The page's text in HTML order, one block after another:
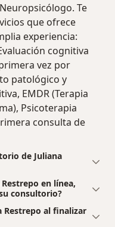
Te
que ofrece
experiencia:
cognitiva
vez por
patológico y
EMDR (Terapia
Psicoterapia
consulta de
de Juliana
en línea,
consultorio?
Restrepo al finalizar